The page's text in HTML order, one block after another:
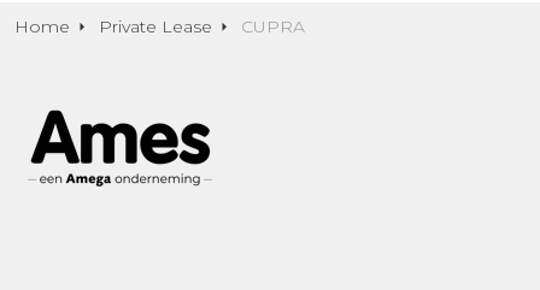
Home Private Lease CUPRA